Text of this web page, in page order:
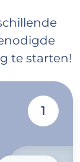
te starten!
1